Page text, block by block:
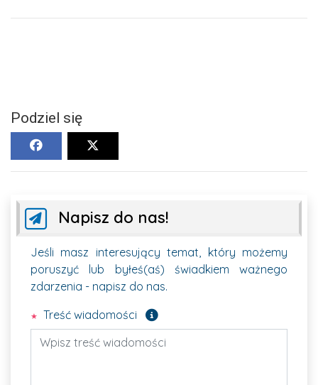
Podziel się
Napisz do nas!
Jeśli masz interesujący temat, który możemy
poruszyć lub byłeś(aś) świadkiem ważnego
zdarzenia - napisz do nas.
Treść wiadomości
Pole wymagane